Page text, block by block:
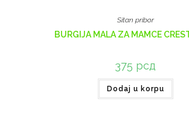
Sitan pribor
BURGIJA MALA ZA MAMCE
375 рсд
Dodaj u korpu